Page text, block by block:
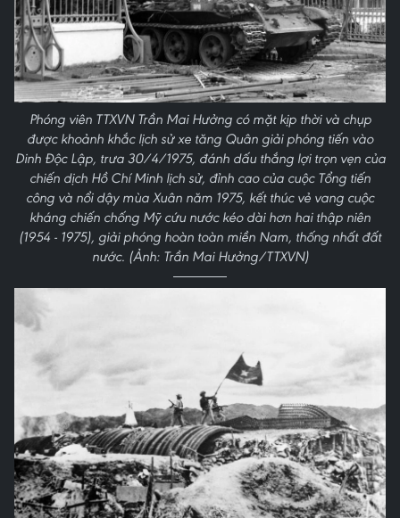
Phóng viên TTXVN Trần Mai Hưởng có mặt kịp thời và chụp
được khoảnh khắc lịch sử xe tăng Quân giải phóng tiến vào
Dinh Độc Lập, trưa 30/4/1975, đánh dấu thắng lợi trọn vẹn của
chiến dịch Hồ Chí Minh lịch sử, đỉnh cao của cuộc Tổng tiến
công và nổi dậy mùa Xuân năm 1975, kết thúc vẻ vang cuộc
kháng chiến chống Mỹ cứu nước kéo dài hơn hai thập niên
(1954 - 1975), giải phóng hoàn toàn miền Nam, thống nhất đất
nước. (Ảnh: Trần Mai Hưởng/TTXVN)